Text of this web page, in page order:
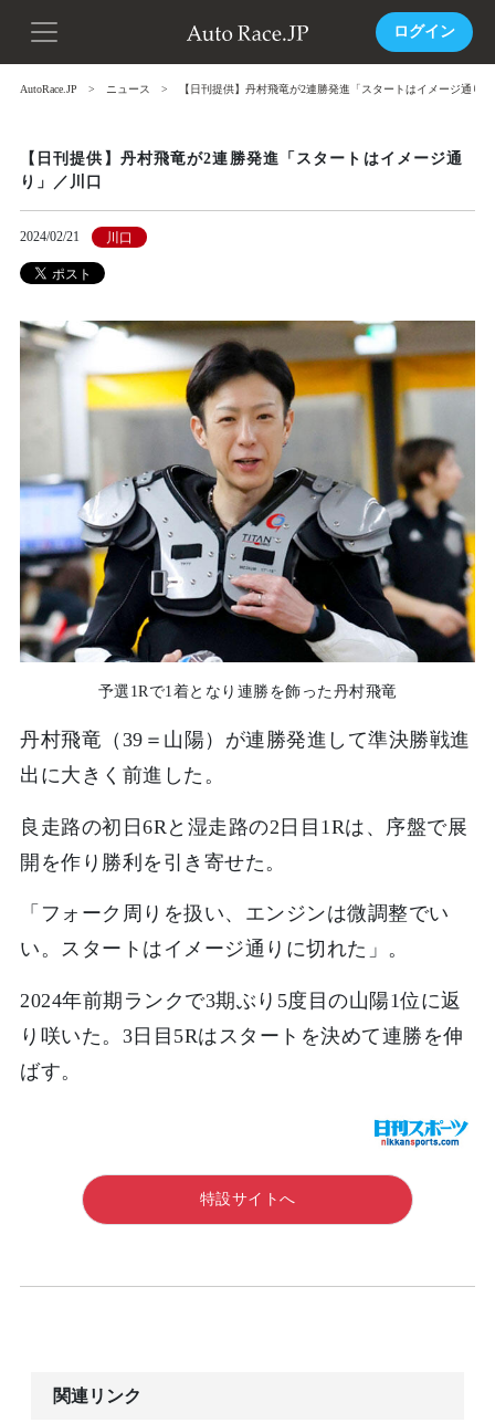
ログイン
AutoRace.JP ニュース 【日刊提供】丹村飛竜が2連勝発進「スタートはイメージ通り
【日刊提供】丹村飛竜が2連勝発進「スタートはイメージ通
り」／川口
2024/02/21 川口
予選1Rで1着となり連勝を飾った丹村飛竜
丹村飛竜（39＝山陽）が連勝発進して準決勝戦進
出に大きく前進した。
良走路の初日6Rと湿走路の2日目1Rは、序盤で展
開を作り勝利を引き寄せた。
「フォーク周りを扱い、エンジンは微調整でい
い。スタートはイメージ通りに切れた」。
2024年前期ランクで3期ぶり5度目の山陽1位に返
り咲いた。3日目5Rはスタートを決めて連勝を伸
ばす。
特設サイトへ
関連リンク